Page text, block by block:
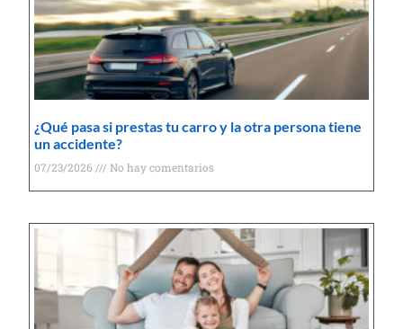
¿Qué pasa si prestas tu carro y la otra persona tiene
un accidente?
07/23/2026 No hay comentarios